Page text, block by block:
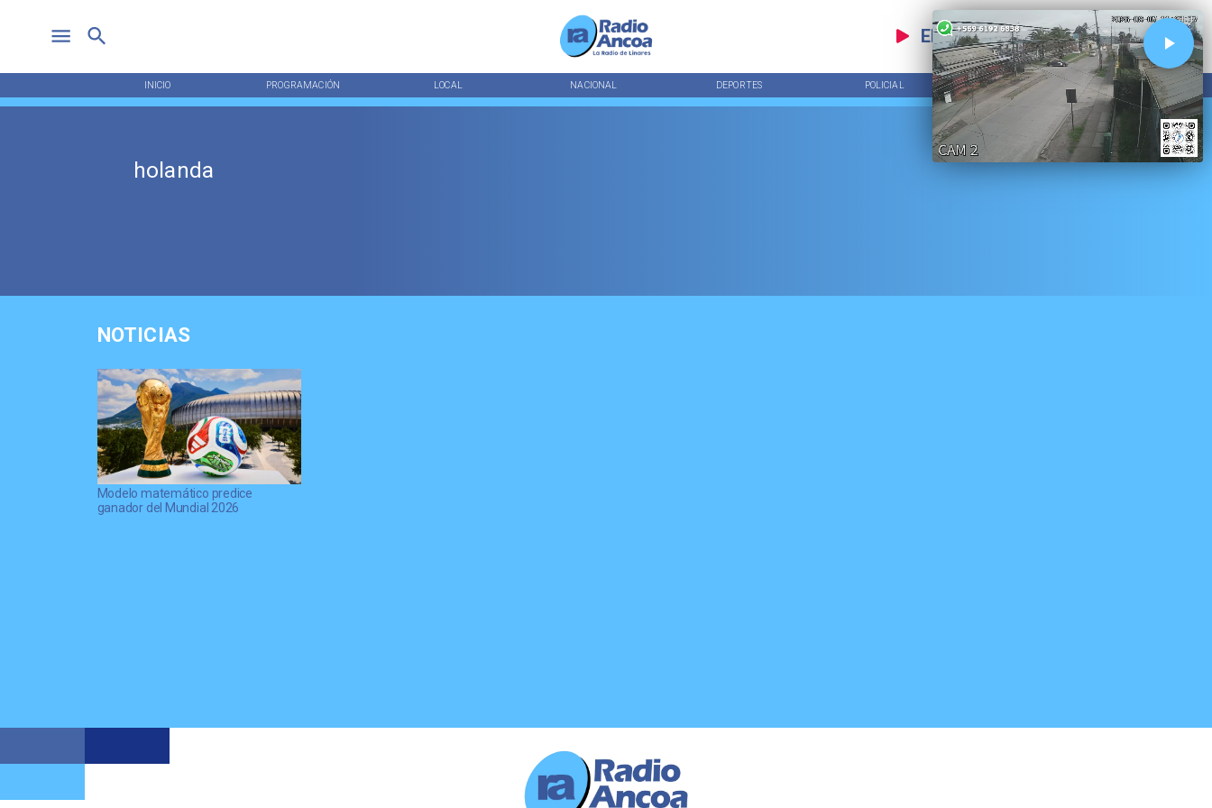
EN VIVO
INICIO PROGRAMACIÓN LOCAL NACIONAL DEPORTES POLICIAL TENDENCIAS
holanda
NOTICIAS
Modelo matemático predice
ganador del Mundial 2026